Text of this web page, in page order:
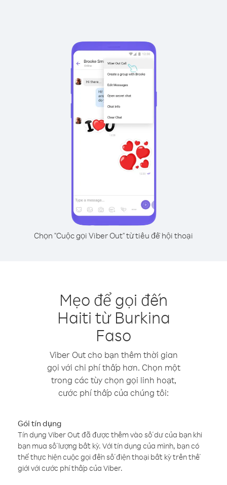
Chọn "Cuộc gọi Viber Out" từ tiêu đề hội thoại
Mẹo để gọi đến
Haiti từ Burkina
Faso
Viber Out cho bạn thêm thời gian
gọi với chi phí thấp hơn. Chọn một
trong các tùy chọn gọi linh hoạt,
cước phí thấp của chúng tôi:
Gói tín dụng
Tín dụng Viber Out đã được thêm vào số dư của bạn khi
bạn mua số lượng bất kỳ. Với tín dụng của mình, bạn có
thể thực hiện cuộc gọi đến số điện thoại bất kỳ trên thế
giới với cước phí thấp của Viber.